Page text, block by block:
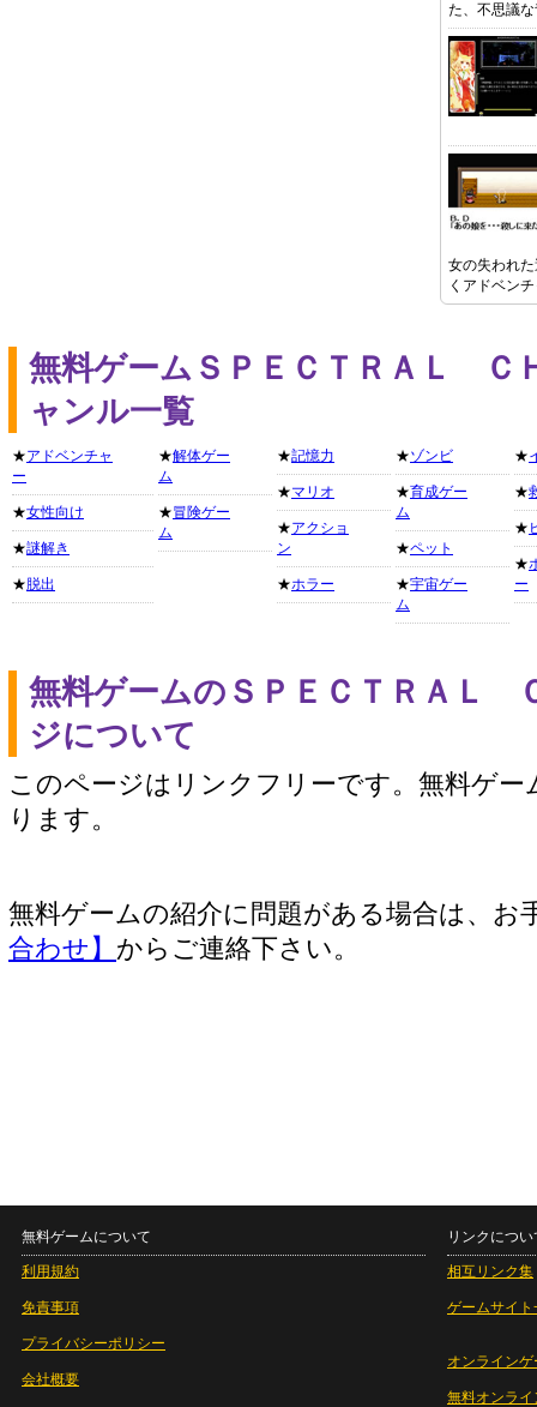
た、不思議
女の失われ
くアドベン
無料ゲームＳＰＥＣＴＲＡＬ Ｃ
ャンル一覧
★アドベンチャ
ー
★女性向け
★謎解き
★ 脱出
★解体ゲー
ム
★冒険ゲー
ム
★記憶力
★マリオ
★アクショ
ン
★ホラー
★ゾンビ
★育成ゲー
ム
★ペット
★宇宙ゲー
ム
★
★
★
★
ー
無料ゲームのＳＰＥＣＴＲＡＬ
ジについて
このページはリンクフリーです。無料ゲー
ります。
無料ゲームの紹介に問題がある場合は、お
合わせ】 からご連絡下さい。
無料ゲームについて
利用規約
免責事項
プライバシーポリシー
会社概要
リンクについ
相互リンク集
ゲームサイト
オンラインゲ
無料オンライ